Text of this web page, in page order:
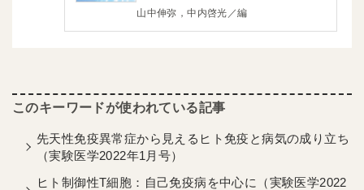
山中伸弥，中内啓光／編
先天性免疫異常症から見えるヒト免疫と病気の成り立ち
（実験医学2022年1月号）
ヒト制御性T細胞：自己免疫病を中心に（実験医学2022